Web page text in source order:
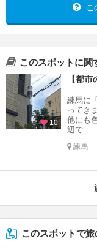
こ
このスポットに関
10
【都
練馬に
ってき
他にも
辺で...
練馬
このスポットで